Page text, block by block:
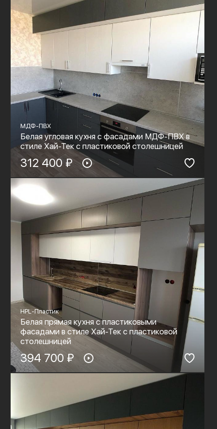
МДФ-ПВХ
Белая угловая кухня с фасадами МДФ-ПВХ в
стиле Хай-Тек с пластиковой столешницей
312 400 ₽
HPL-Пластик
Белая прямая кухня с пластиковыми
фасадами в стиле Хай-Тек с пластиковой
столешницей
394 700 ₽